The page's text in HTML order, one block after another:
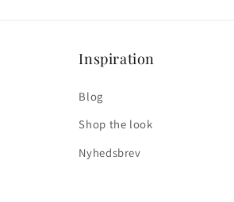
Inspiration
Blog
Shop the look
Nyhedsbrev